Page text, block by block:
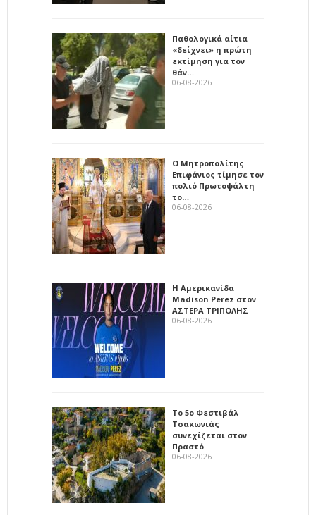
Παθολογικά αίτια
«δείχνει» η πρώτη
εκτίμηση για τον
θάν…
06-08-2026
Ο Μητροπολίτης
Επιφάνιος τίμησε τον
πολιό Πρωτοψάλτη
το…
06-08-2026
Η Αμερικανίδα
Madison Perez στον
ΑΣΤΕΡΑ ΤΡΙΠΟΛΗΣ
06-08-2026
Το 5ο Φεστιβάλ
Τσακωνιάς
συνεχίζεται στον
Πραστό
06-08-2026